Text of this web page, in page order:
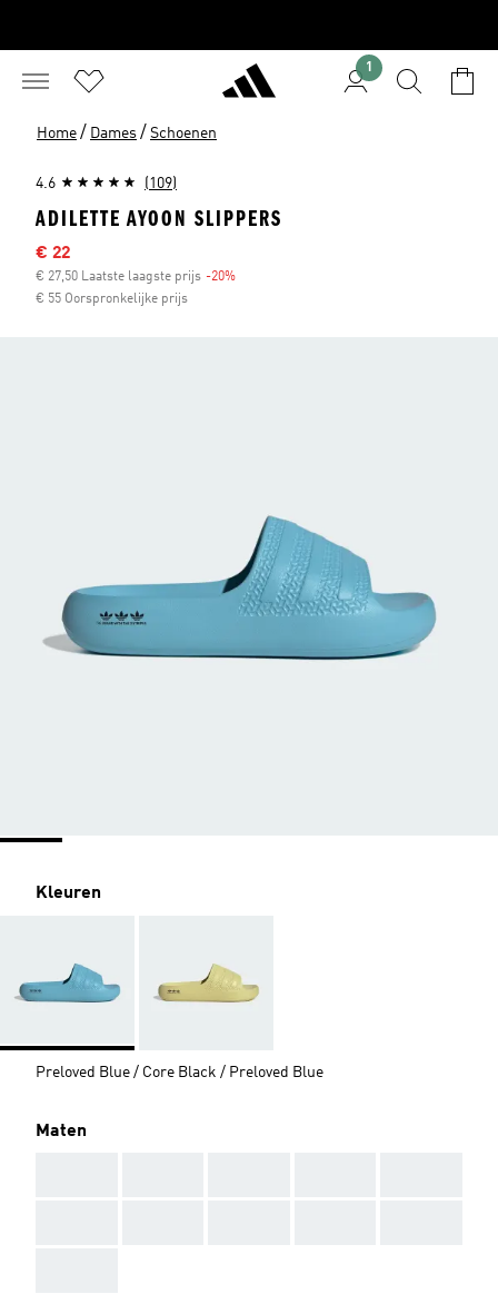
1
Home / Dames / Schoenen
4.6 (109)
ADILETTE AYOON SLIPPERS
Afgeprijsde prijs
€ 22
€ 27,50 Laatste laagste prijs -20%
€ 55 Oorspronkelijke prijs
Kleuren
Preloved Blue / Core Black / Preloved Blue
Maten